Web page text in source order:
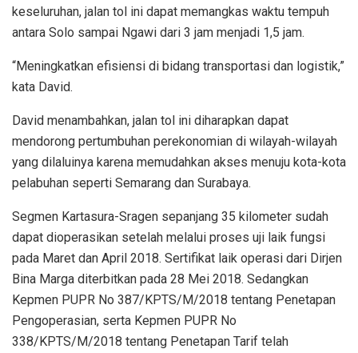
keseluruhan, jalan tol ini dapat memangkas waktu tempuh
antara Solo sampai Ngawi dari 3 jam menjadi 1,5 jam.
“Meningkatkan efisiensi di bidang transportasi dan logistik,”
kata David.
David menambahkan, jalan tol ini diharapkan dapat
mendorong pertumbuhan perekonomian di wilayah-wilayah
yang dilaluinya karena memudahkan akses menuju kota-kota
pelabuhan seperti Semarang dan Surabaya.
Segmen Kartasura-Sragen sepanjang 35 kilometer sudah
dapat dioperasikan setelah melalui proses uji laik fungsi
pada Maret dan April 2018. Sertifikat laik operasi dari Dirjen
Bina Marga diterbitkan pada 28 Mei 2018. Sedangkan
Kepmen PUPR No 387/KPTS/M/2018 tentang Penetapan
Pengoperasian, serta Kepmen PUPR No
338/KPTS/M/2018 tentang Penetapan Tarif telah